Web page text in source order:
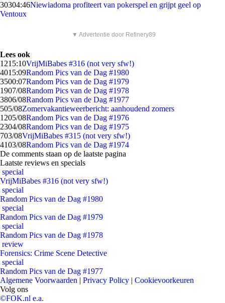
30304:46Niewiadoma profiteert van pokerspel en grijpt geel op
Ventoux
▼ Advertentie door Refinery89
Lees ook
1215:10VrijMiBabes #316 (not very sfw!)
4015:09Random Pics van de Dag #1980
3500:07Random Pics van de Dag #1979
1907/08Random Pics van de Dag #1978
3806/08Random Pics van de Dag #1977
505/08Zomervakantieweerbericht: aanhoudend zomers
1205/08Random Pics van de Dag #1976
2304/08Random Pics van de Dag #1975
703/08VrijMiBabes #315 (not very sfw!)
4103/08Random Pics van de Dag #1974
De comments staan op de laatste pagina
Laatste reviews en specials
special
VrijMiBabes #316 (not very sfw!)
special
Random Pics van de Dag #1980
special
Random Pics van de Dag #1979
special
Random Pics van de Dag #1978
review
Forensics: Crime Scene Detective
special
Random Pics van de Dag #1977
Algemene Voorwaarden | Privacy Policy | Cookievoorkeuren
Volg ons
©FOK.nl e.a.